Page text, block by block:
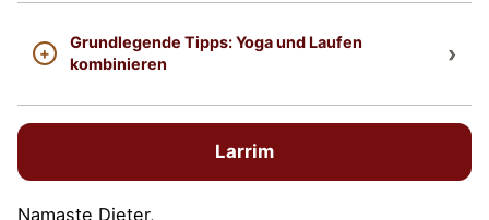
Grundlegende Tipps: Yoga und Laufen
kombinieren
Larrim
Namaste Dieter,